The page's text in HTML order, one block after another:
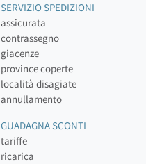
SERVIZIO SPEDIZIONI
assicurata
contrassegno
giacenze
province coperte
località disagiate
annullamento
GUADAGNA SCONTI
tariffe
ricarica